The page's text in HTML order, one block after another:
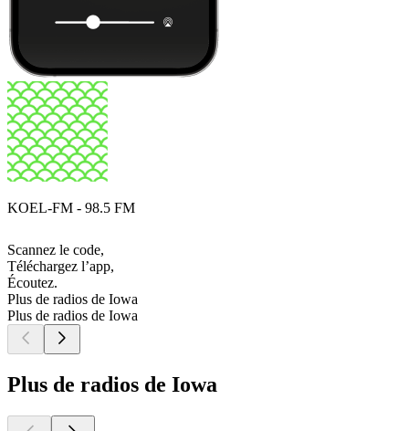
KOEL-FM - 98.5 FM
Scannez le code,
Téléchargez l’app,
Écoutez.
Plus de radios de Iowa
Plus de radios de Iowa
Plus de radios de Iowa